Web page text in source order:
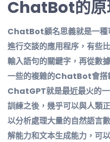
ChatBot的原
ChatBot顧名思義就是一種
進行交談的應用程序，有
輸入語句的關鍵字，再從數
一些的複雜的ChatBot會搭
ChatGPT就是最近最火的
訓練之後，幾乎可以與人類
以分析處理大量的自然語言
解能力和文本生成能力，可